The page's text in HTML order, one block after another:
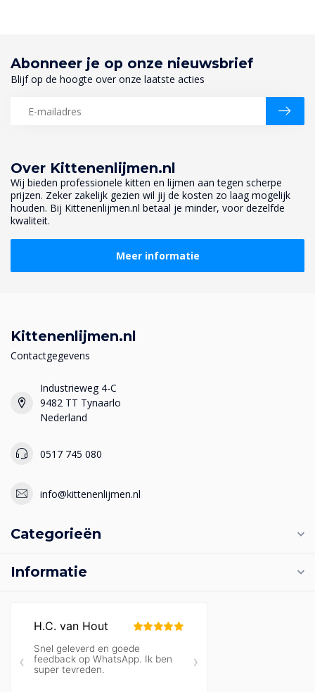
Over Kittenenlijmen.nl
Wij bieden professionele kitten en lijmen aan tegen scherpe
prijzen. Zeker zakelijk gezien wil jij de kosten zo laag mogelijk
houden. Bij Kittenenlijmen.nl betaal je minder, voor dezelfde
kwaliteit.
Meer informatie
Abonneer je op onze nieuwsbrief
Blijf op de hoogte over onze laatste acties
Kittenenlijmen.nl
Contactgegevens
Industrieweg 4-C
9482 TT Tynaarlo
Nederland
0517 745 080
info@kittenenlijmen.nl
Categorieën
Informatie